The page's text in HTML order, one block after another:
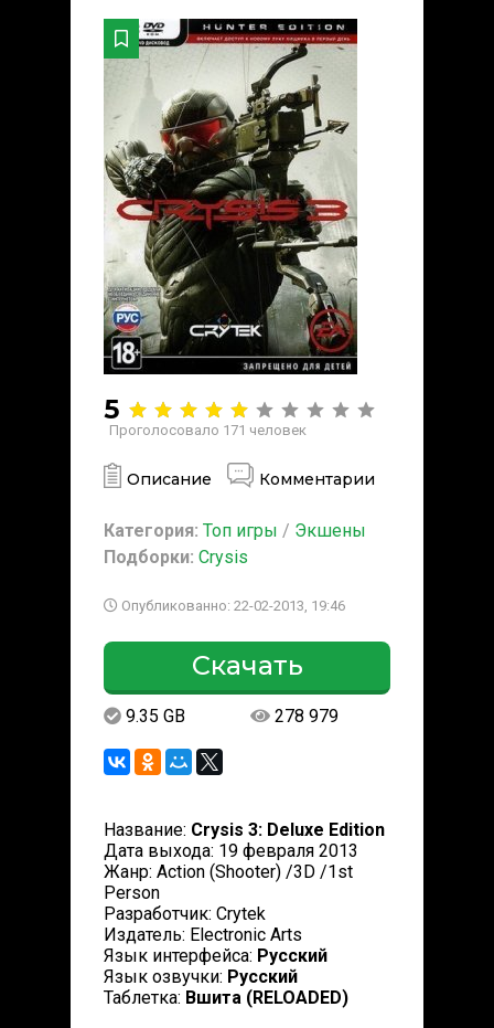
5
Проголосовало 171 человек
Описание Комментарии
Категория: Топ игры / Экшены
Подборки: Crysis
Опубликованно: 22-02-2013, 19:46
Скачать
9.35 GB 278 979
Название: Crysis 3: Deluxe Edition
Дата выхода: 19 февраля 2013
Жанр: Action (Shooter) /3D /1st
Person
Разработчик: Crytek
Издатель: Electronic Arts
Язык интерфейса: Русский
Язык озвучки: Русский
Таблетка: Вшита (RELOADED)